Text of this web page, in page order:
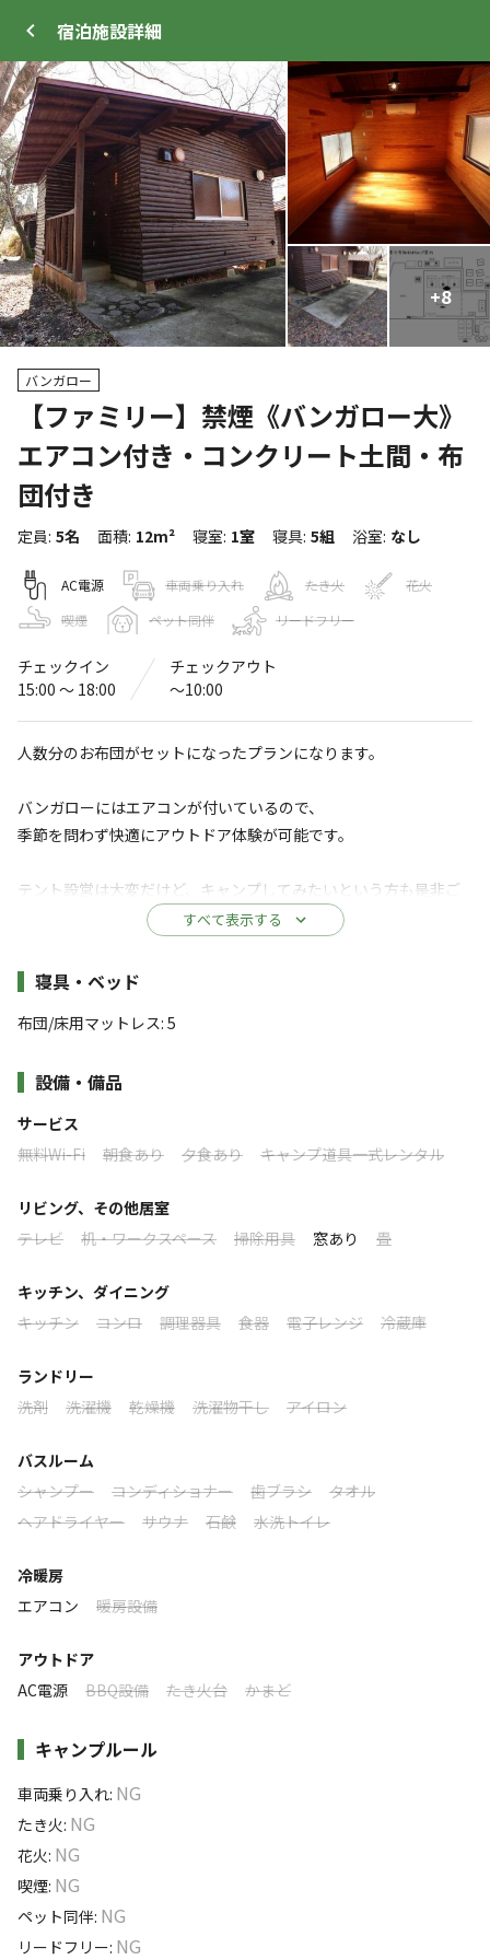
宿泊施設詳細
+8
バンガロー
【ファミリー】禁煙《バンガロー大》
エアコン付き・コンクリート土間・布
団付き
定員: 5名 面積: 12m² 寝室: 1室 寝具: 5組 浴室: なし
AC電源 車両乗り入れ たき火
花火
喫煙
ペット同伴 リードフリー
チェックイン
15:00 〜 18:00
チェックアウト
〜10:00
人数分のお布団がセットになったプランになります。
バンガローにはエアコンが付いているので、
季節を問わず快適にアウトドア体験が可能です。
テント設営は大変だけど、キャンプしてみたいという方も是非ご
✔屋外のコンクリート土間スペースにてBBQ利用ができます。
✔バンガロー内の電源はご利用いただけます。
✔トイレ、バス、キッチンはございません。
をご利用ください。
🏠 🏠 🏠
満点の星が広がる夜空の下、ゆっくりと焚火を楽しむ時間が味わ
タイミングがよければ天の川も肉眼で見えることも。
瑞々しい草木や水の匂いを感じながら、
🌳あんしんの施設🌳
・22時までスタッフ対応可
・コンビニやスーパー、ホームセンターまで車で10分前後🚙
すべて表示する
施設詳細
寝具・ベッド
布団/床用マットレス: 5
設備・備品
サービス
無料Wi-Fi
朝食あり 夕食あり キャンプ道具一式レンタル
リビング、その他居室
テレビ
机・ワークスペース 掃除用具 窓あり 畳
キッチン、ダイニング
キッチン
コンロ 調理器具 食器 電子レンジ 冷蔵庫
ランドリー
洗剤
洗濯機 乾燥機 洗濯物干し アイロン
バスルーム
シャンプー
コンディショナー 歯ブラシ
タオル
ヘアドライヤー
サウナ 石鹸 水洗トイレ
冷暖房
エアコン
暖房設備
アウトドア
AC電源
BBQ設備 たき火台 かまど
キャンプルール
車両乗り入れ: NG
たき火: NG
花火: NG
喫煙: NG
ペット同伴: NG
リードフリー: NG
+32
トップ
WEB予約可能 クーポン利用可
キャンプサイト
人
十曽青少年旅行村
Googleマップで見る
温浴施設
駐車場
自動販売機
「鹿児島県初のキャンプ場」ソロから家族連
プ場！
十曽池湖畔にある、山々に囲まれた緑あふれるキャンプ場
でアウトドア体験を。
「鹿児島県初のキャンプ場」として昭和47年に開設さ
れ、今も変わらずキャンパーの皆さんを迎え続けていま
◆過ごしやすいサイト
広々とした芝が広がるサイトでは、テント設営がしやす
す。
全てのサイトが車両乗入ＯＫ。
◆だれでもくつろげる空間
ソロキャンプからファミリーキャンプまで幅広くご利用い
ただいています。
◆ワンちゃんも安心して過ごせる環境
伊佐では唯一の「愛犬と犬連れキャンプ」が出来る区画も
🐕
・広々したドッグ区画サイト（要リード）
管理棟では22時までスタッフが対応
施設内に温水のコインシャワー、
自分で焚ける五右衛門風呂もございます。
3.8km先には大口温泉高熊荘があり、温泉も堪能できま
す。
このキャンプ場の特徴
林間 湖 公園 川
落ち着く
利用者層
# グループにおすすめ
#無料Wi-Fi
キャンペーン